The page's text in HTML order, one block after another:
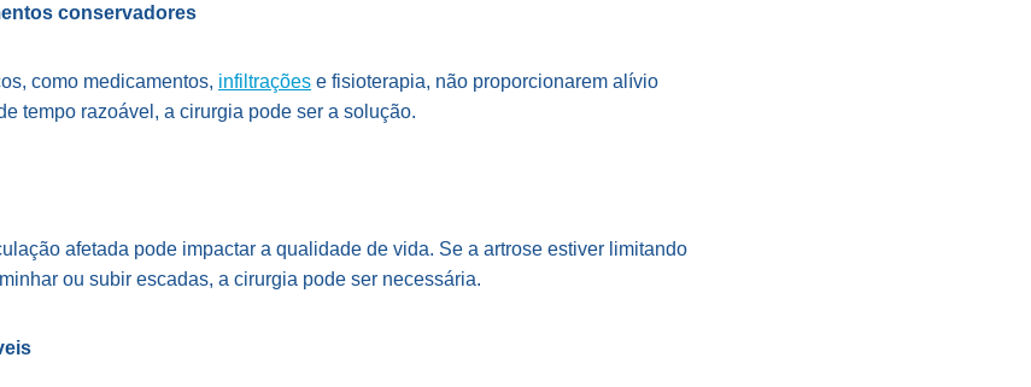
conservadores
como medicamentos, infiltrações e fisioterapia, não proporcionarem alívio
tempo razoável, a cirurgia pode ser a solução.
afetada pode impactar a qualidade de vida. Se a artrose estiver limitando
ou subir escadas, a cirurgia pode ser necessária.